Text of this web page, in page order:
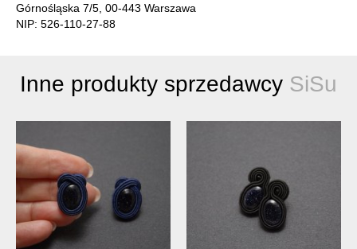
Górnośląska 7/5, 00-443 Warszawa
NIP: 526-110-27-88
Inne produkty sprzedawcy SiSu